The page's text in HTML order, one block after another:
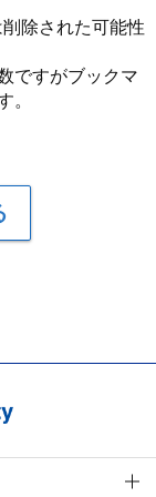
除された可能性
ですがブックマ
。